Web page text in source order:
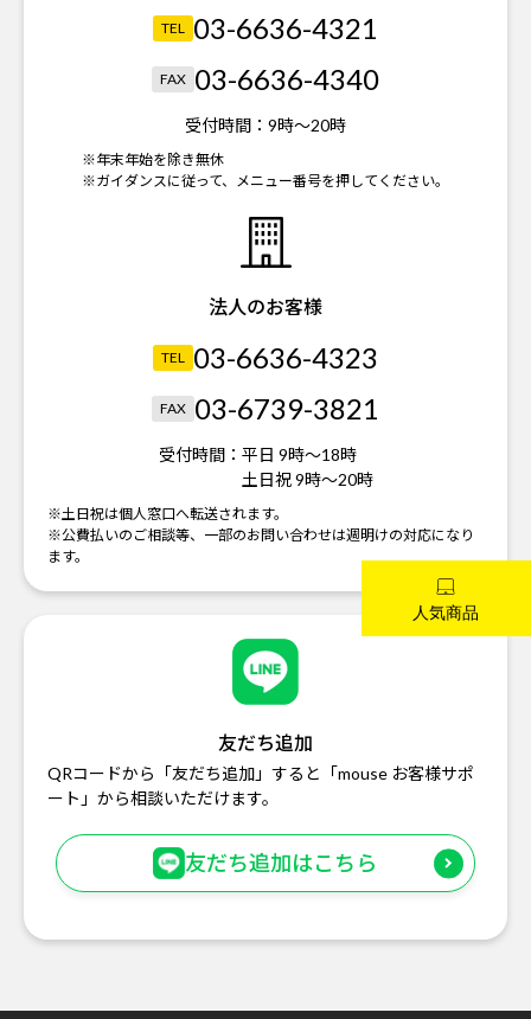
TEL 03-6636-4321
FAX 03-6636-4340
受付時間： 9時～20時
※年末年始を除き無休
※ガイダンスに従って、メニュー番号を押してください。
法人のお客様
TEL 03-6636-4323
FAX 03-6739-3821
受付時間： 平日 9時～18時
土日祝 9時～20時
※土日祝は個人窓口へ転送されます。
※公費払いのご相談等、一部のお問い合わせは週明けの対応になり
ます。
友だち追加
QRコードから「友だち追加」すると「mouse お客様サポ
ート」から相談いただけます。
友だち追加はこちら